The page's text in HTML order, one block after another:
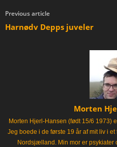
Previous article
Harnødv Depps juveler
Morten
Morten Hjerl-Hansen (født 15/6 1973)
Jeg boede i de første 19 år af mit liv i
Nordsjælland. Min mor er psykiater